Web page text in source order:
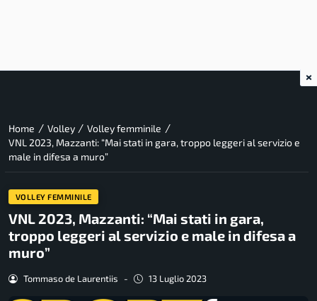
Home / Volley / Volley femminile /
VNL 2023, Mazzanti: “Mai stati in gara, troppo leggeri al servizio e
male in difesa a muro”
VOLLEY FEMMINILE
VNL 2023, Mazzanti: “Mai stati in gara,
troppo leggeri al servizio e male in difesa a
muro”
Tommaso de Laurentiis - 13 Luglio 2023
×